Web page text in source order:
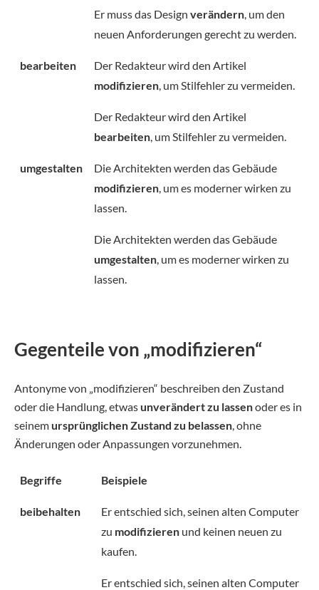
Er muss das Design verändern, um den
neuen Anforderungen gerecht zu werden.
bearbeiten
Der Redakteur wird den Artikel
modifizieren, um Stilfehler zu vermeiden.
Der Redakteur wird den Artikel
bearbeiten, um Stilfehler zu vermeiden.
umgestalten
Die Architekten werden das Gebäude
modifizieren, um es moderner wirken zu
lassen.
Die Architekten werden das Gebäude
umgestalten, um es moderner wirken zu
lassen.
Gegenteile von „modifizieren“
Antonyme von „modifizieren“ beschreiben den Zustand
oder die Handlung, etwas unverändert zu lassenoder es in
seinem ursprünglichen Zustand zu belassen, ohne
Änderungen oder Anpassungen vorzunehmen.
Begriffe Beispiele
beibehalten
Er entschied sich, seinen alten Computer
zu modifizieren und keinen neuen zu
kaufen.
Er entschied sich, seinen alten Computer